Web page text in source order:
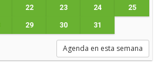
22 23 24 25
29 30 31
Agenda en esta semana